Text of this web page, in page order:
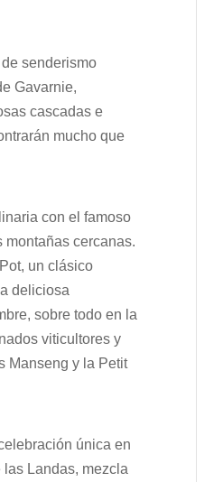
senderismo
Gavarnie,
cascadas e
mucho que
con el famoso
montañas cercanas.
un clásico
deliciosa
sobre todo en la
viticultores y
Manseng y la Petit
única en
Landas, mezcla